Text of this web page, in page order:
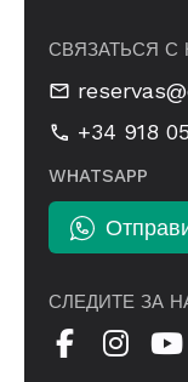
СВЯЗАТЬСЯ С
+34 918
WHATSAPP
СЛЕДИТЕ ЗА